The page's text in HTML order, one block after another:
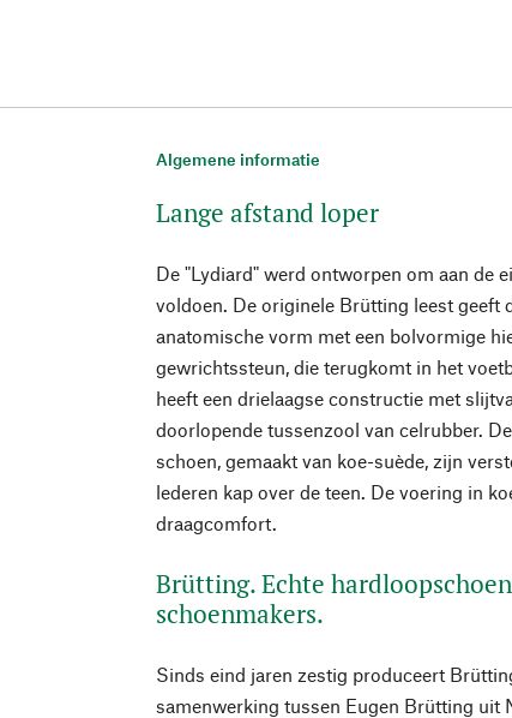
Algemene informatie
Lange afstand loper
De "Lydiard" werd ontworpen om aan de
voldoen. De originele Brütting leest geeft
anatomische vorm met een bolvormige
gewrichtssteun, die terugkomt in het
heeft een drielaagse constructie met
doorlopende tussenzool van celrubber.
schoen, gemaakt van koe-suède, zijn
lederen kap over de teen. De voering in
draagcomfort.
Brütting. Echte
schoenmakers.
Sinds eind jaren zestig produceert
samenwerking tussen Eugen Brütting uit